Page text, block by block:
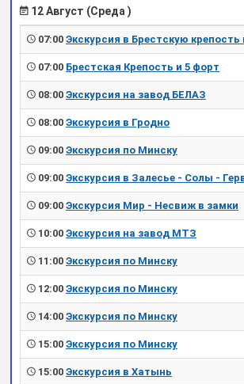
12 Август (Среда )
07:00 Экскурсия в Брестскую крепость
07:00 Брестская Крепость и 5 форт
08:00 Экскурсия на завод БЕЛАЗ
08:00 Экскурсия в Гродно
09:00 Экскурсия по Минску
09:00 Экскурсия в Залесье - Солы -
09:00 Экскурсия Мир - Несвиж в замки
10:00 Экскурсия на завод МТЗ
11:00 Экскурсия по Минску
12:00 Экскурсия по Минску
14:00 Экскурсия по Минску
15:00 Экскурсия по Минску
15:00 Экскурсия в Хатынь